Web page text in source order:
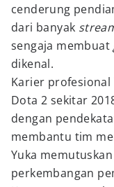
cenderung
dari banyak
sengaja membuat
dikenal.
Karier
Dota 2 sekitar
dengan
membantu tim
Yuka
perkembangan